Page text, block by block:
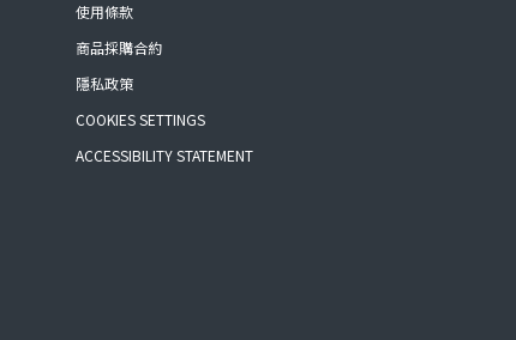
使用條款
商品採購合約
隱私政策
COOKIES SETTINGS
ACCESSIBILITY STATEMENT